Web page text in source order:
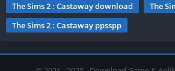
The Sims 2 : Castaway download
The
The Sims 2 : Castaway ppsspp